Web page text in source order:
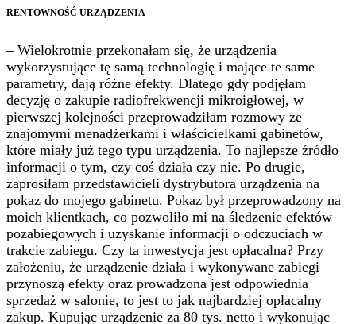
RENTOWNOŚĆ URZĄDZENIA
– Wielokrotnie przekonałam się, że urządzenia
wykorzystujące tę samą technologię i mające te same
parametry, dają różne efekty. Dlatego gdy podjęłam
decyzję o zakupie radiofrekwencji mikroigłowej, w
pierwszej kolejności przeprowadziłam rozmowy ze
znajomymi menadżerkami i właścicielkami gabinetów,
które miały już tego typu urządzenia. To najlepsze źródło
informacji o tym, czy coś działa czy nie. Po drugie,
zaprosiłam przedstawicieli dystrybutora urządzenia na
pokaz do mojego gabinetu. Pokaz był przeprowadzony na
moich klientkach, co pozwoliło mi na śledzenie efektów
pozabiegowych i uzyskanie informacji o odczuciach w
trakcie zabiegu. Czy ta inwestycja jest opłacalna? Przy
założeniu, że urządzenie działa i wykonywane zabiegi
przynoszą efekty oraz prowadzona jest odpowiednia
sprzedaż w salonie, to jest to jak najbardziej opłacalny
zakup. Kupując urządzenie za 80 tys. netto i wykonując